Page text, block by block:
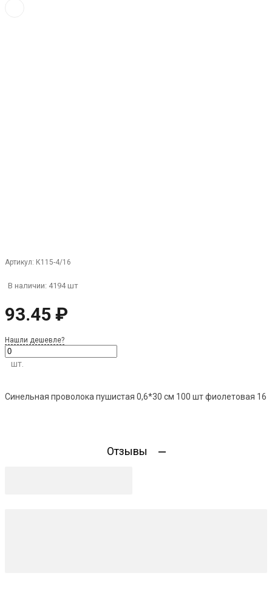
Артикул: К115-4/16
В наличии: 4194 шт
93.45 ₽
Нашли дешевле?
шт.
Синельная проволока пушистая 0,6*30 см 100 шт фиолетовая 16
Отзывы